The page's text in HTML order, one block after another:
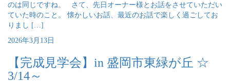
のは同じですね。 さて、先日オーナー様とお話をさせていただい
ていた時のこと。 懐かしいお話、最近のお話で楽しく過ごしてお
りまし […]
2026年3月13日
【完成見学会】in 盛岡市東緑が丘 ☆
3/14～